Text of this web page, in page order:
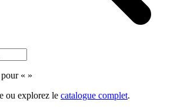
« »
ou explorez le catalogue complet.